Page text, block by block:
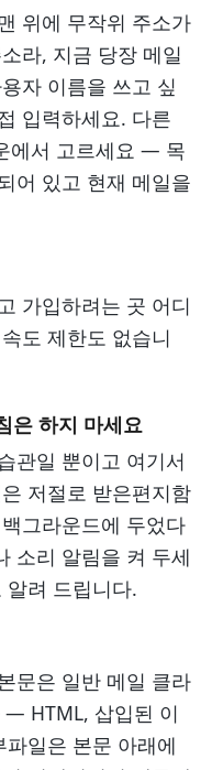
위에 무작위 주소가
라, 지금 당장 메일
자 이름을 쓰고 싶
입력하세요. 다른
에서 고르세요 — 목
어 있고 현재 메일을
가입하려는 곳 어디
도 제한도 없습니
은 하지 마세요
관일 뿐이고 여기서
저절로 받은편지함
그라운드에 두었다
소리 알림을 켜 두세
려 드립니다.
문은 일반 메일 클라
— HTML, 삽입된 이
일은 본문 아래에